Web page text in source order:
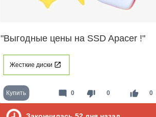
"Выгодные цены на SSD Apacer !"
Жесткие диски
Купить thumb_down 0 thumb_up 0
mode_comment 0